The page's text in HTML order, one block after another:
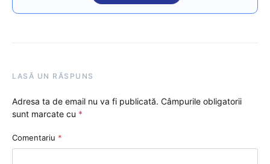
LASĂ UN RĂSPUNS
Adresa ta de email nu va fi publicată. Câmpurile obligatorii
sunt marcate cu *
Comentariu *